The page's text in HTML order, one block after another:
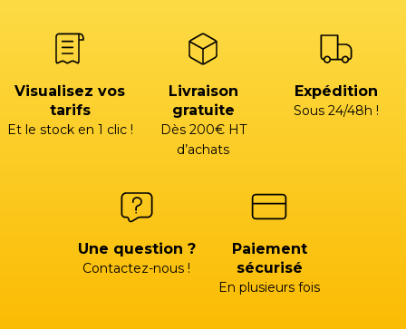
Visualisez vos
tarifs
Et le stock en 1 clic !
Livraison
gratuite
Dès 200€ HT
d’achats
Expédition
Sous 24/48h !
Une question ?
Contactez-nous !
Paiement
sécurisé
En plusieurs fois